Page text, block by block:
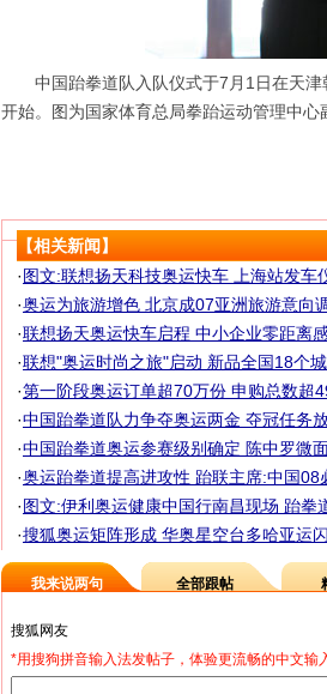
中国跆拳道队入队仪式于7月1日在天津
开始。图为国家体育总局拳跆运动管理中心
【相关新闻】
·图文:联想扬天科技奥运快车 上海站发车
·奥运为旅游增色 北京成07亚洲旅游意向调
·联想扬天奥运快车启程 中小企业零距离感
·联想"奥运时尚之旅"启动 新品全国18个城
·第一阶段奥运订单超70万份 申购总数超
·中国跆拳道队力争夺奥运两金 夺冠任务放
·中国跆拳道奥运参赛级别确定 陈中罗微面
·奥运跆拳道提高进攻性 跆联主席:中国08
·图文:伊利奥运健康中国行南昌现场 跆拳
·搜狐奥运矩阵形成 华奥星空台多哈亚运闪
我来说两句 全部跟帖
*用搜狗拼音输入法发帖子，体验更流畅的中文输